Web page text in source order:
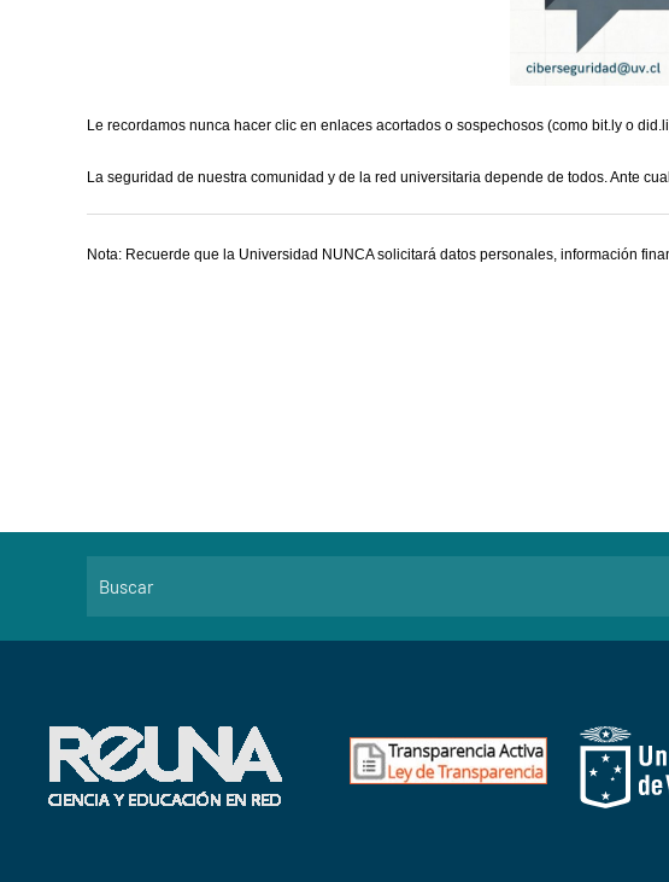
Le recordamos nunca hacer clic en enlaces acortados o sospechosos (como bit.ly o
La seguridad de nuestra comunidad y de la red universitaria depende de todos. Ante
Nota: Recuerde que la Universidad NUNCA solicitará datos personales, información